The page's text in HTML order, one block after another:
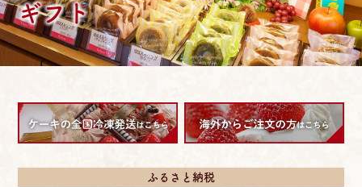
ギフト
ふるさと納税